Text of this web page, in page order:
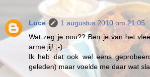
Luce
1 augustus 2010 om 21:05
Wat zeg je nou?? Ben je van het
arme jij! ;-)
Ik heb dat ook wel eens
geleden) maar voelde me daar wat